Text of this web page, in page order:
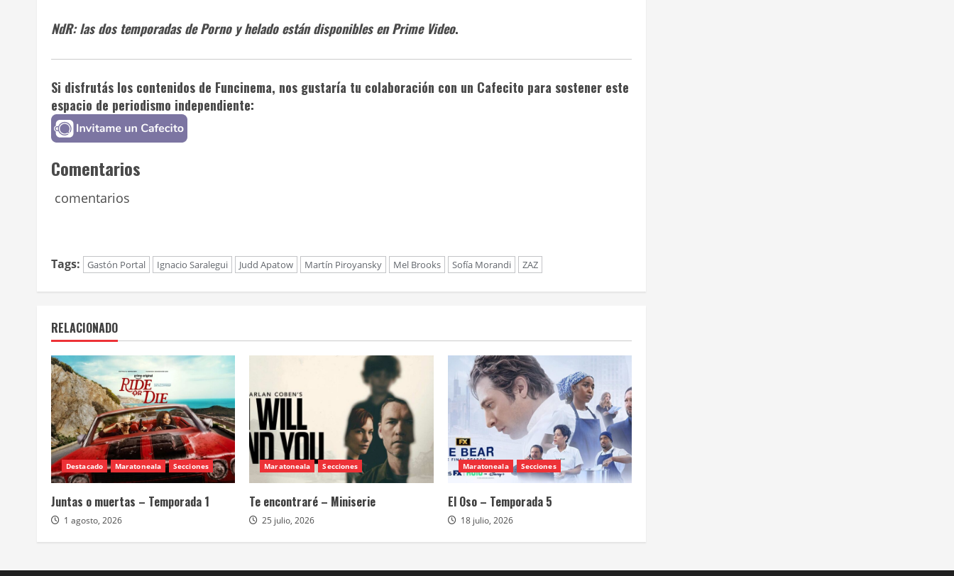
NdR: las dos temporadas de Porno y helado están disponibles en Prime Video.
Si disfrutás los contenidos de Funcinema, nos gustaría tu colaboración con un Cafecito para sostener este
espacio de periodismo independiente:
Comentarios
comentarios
Tags: Gastón Portal Ignacio Saralegui Judd Apatow Martín Piroyansky Mel Brooks Sofía Morandi ZAZ
RELACIONADO
Destacado Maratoneala Secciones
Juntas o muertas – Temporada 1
1 agosto, 2026
Maratoneala Secciones
Te encontraré – Miniserie
25 julio, 2026
Maratoneala Secciones
El Oso – Temporada 5
18 julio, 2026